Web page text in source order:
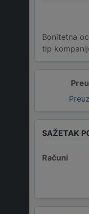
Bonitetna
tip
SAŽETAK
Računi